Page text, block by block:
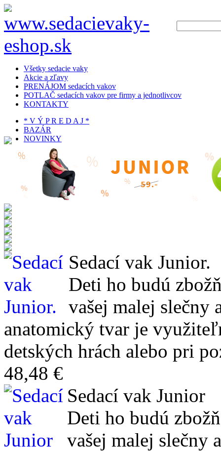
Všetky sedacie vaky
Akcie a zľavy
PRENÁJOM sedacích vakov
POTLAČ sedacích vakov pre firmy a jednotlivcov
KONTAKTY
* V Ý P R E D A J *
BAZÁR
NOVINKY
SEDACIE VAKY PODĽA TVARU
VŠETKY SEDACIE VAKY
Sedací vak Junior.
Deti ho budú
vašej malej slečny
anatomický tvar je
detských hrách alebo pri
48,48 €
Sedací vak Junior
Deti ho budú
vašej malej slečny